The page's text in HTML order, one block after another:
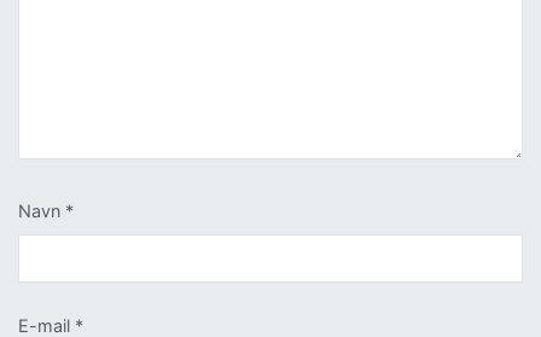
Navn *
E-mail *